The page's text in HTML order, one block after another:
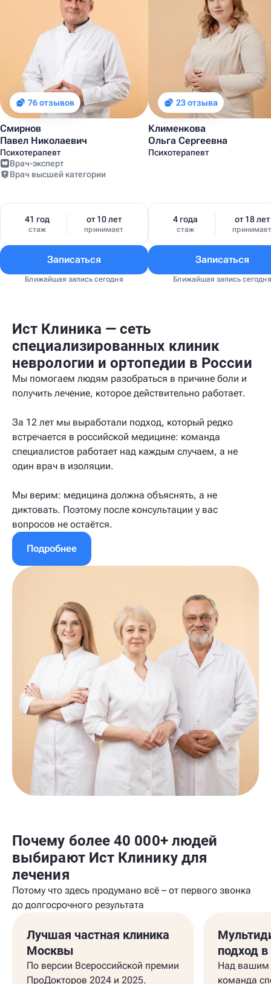
76 отзывов
Смирнов
Павел Николаевич
Психотерапевт
Врач-эксперт
Врач высшей категории
41 год
стаж
от 10 лет
принимает
Записаться
Ближайшая запись сегодня
23 отзыва
Клименкова
Ольга Сергеевна
Психотерапевт
4 года
стаж
от 18 лет
принимает
Записаться
Ближайшая запись сегодня
Ист Клиника — сеть
специализированных клиник
неврологии и ортопедии в России
Мы помогаем людям разобраться в причине боли и
получить лечение, которое действительно работает.
За 12 лет мы выработали подход, который редко
встречается в российской медицине: команда
специалистов работает над каждым случаем, а не
один врач в изоляции.
Мы верим: медицина должна объяснять, а не
диктовать. Поэтому после консультации у вас
вопросов не остаётся.
Подробнее
Почему более 40 000+ людей
выбирают Ист Клинику для
лечения
Потому что здесь продумано всё – от первого звонка
до долгосрочного результата
Лучшая частная клиника
Москвы
По версии Всероссийской премии
ПроДокторов 2024 и 2025.
подход
Над вашим
команда